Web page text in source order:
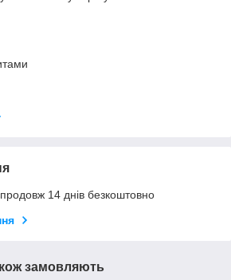
14 днів безкоштовно
замовляють